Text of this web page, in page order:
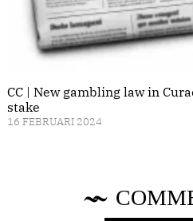
CC | New gambling law in
stake
16 FEBRUARI 2024